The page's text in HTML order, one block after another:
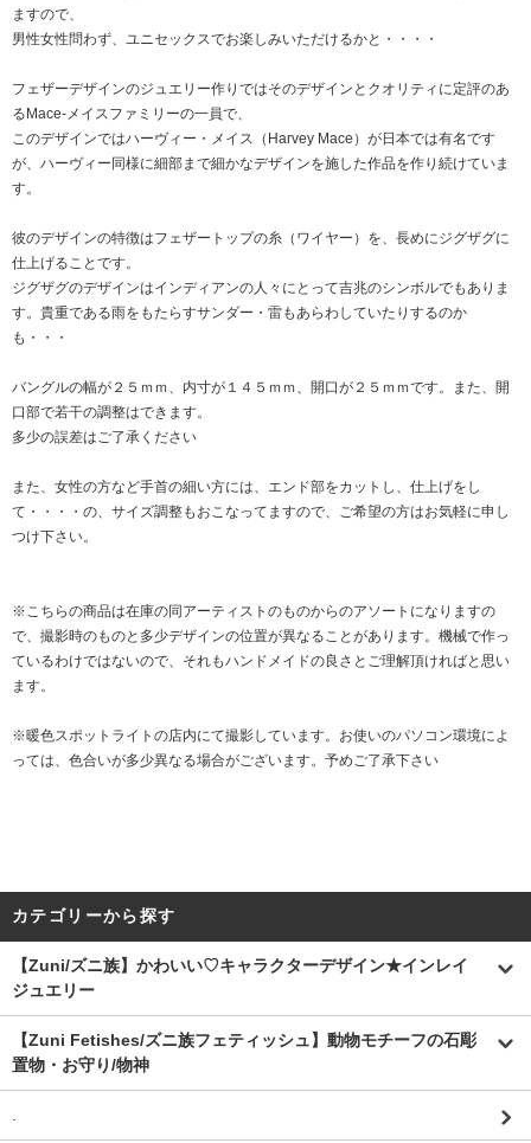
ますので、
男性女性問わず、ユニセックスでお楽しみいただけるかと・・・・
フェザーデザインのジュエリー作りではそのデザインとクオリティに定評のあ
るMace-メイスファミリーの一員で、
このデザインではハーヴィー・メイス（Harvey Mace）が日本では有名です
が、ハーヴィー同様に細部まで細かなデザインを施した作品を作り続けていま
す。
彼のデザインの特徴はフェザートップの糸（ワイヤー）を、長めにジグザグに
仕上げることです。
ジグザグのデザインはインディアンの人々にとって吉兆のシンボルでもありま
す。貴重である雨をもたらすサンダー・雷もあらわしていたりするのか
も・・・
バングルの幅が２５ｍｍ、内寸が１４５ｍｍ、開口が２５ｍｍです。また、開
口部で若干の調整はできます。
多少の誤差はご了承ください
また、女性の方など手首の細い方には、エンド部をカットし、仕上げをし
て・・・・の、サイズ調整もおこなってますので、ご希望の方はお気軽に申し
つけ下さい。
※こちらの商品は在庫の同アーティストのものからのアソートになりますの
で、撮影時のものと多少デザインの位置が異なることがあります。機械で作っ
ているわけではないので、それもハンドメイドの良さとご理解頂ければと思い
ます。
※暖色スポットライトの店内にて撮影しています。お使いのパソコン環境によ
っては、色合いが多少異なる場合がございます。予めご了承下さい
カテゴリーから探す
【Zuni/ズニ族】かわいい♡キャラクターデザイン★インレイ
ジュエリー
【Zuni Fetishes/ズニ族フェティッシュ】動物モチーフの石彫
置物・お守り/物神
.